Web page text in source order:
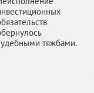
тяжбами.